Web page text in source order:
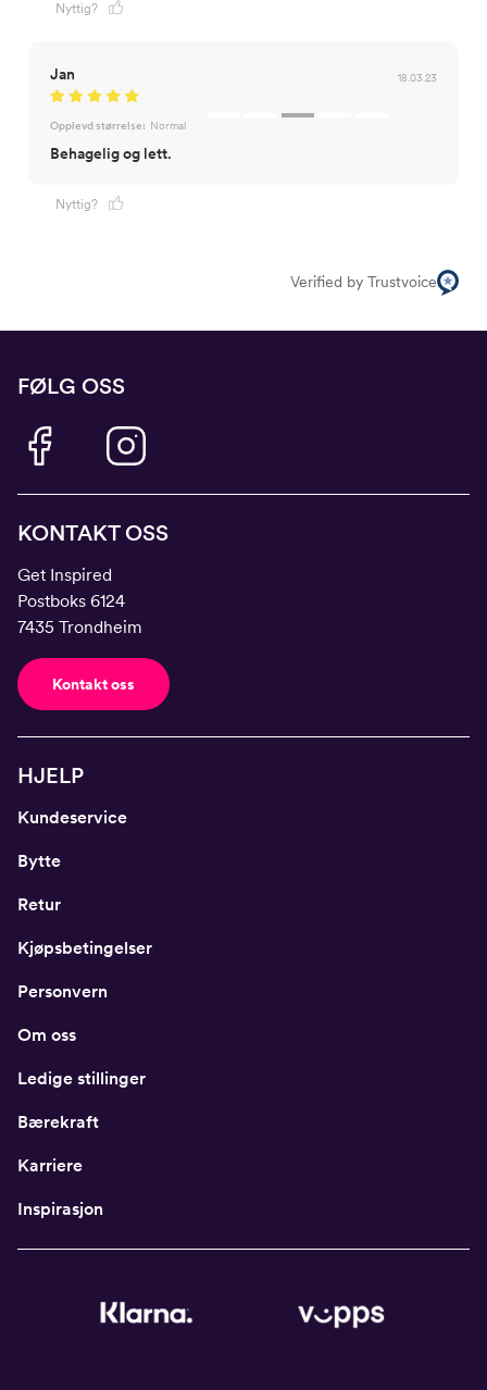
Nyttig?
Jan 18.03.23
Opplevd størrelse: Normal
Behagelig og lett.
Nyttig?
Verified by Trustvoice
FØLG OSS
KONTAKT OSS
Get Inspired
Postboks 6124
7435 Trondheim
Kontakt oss
HJELP
Kundeservice
Bytte
Retur
Kjøpsbetingelser
Personvern
Om oss
Ledige stillinger
Bærekraft
Karriere
Inspirasjon